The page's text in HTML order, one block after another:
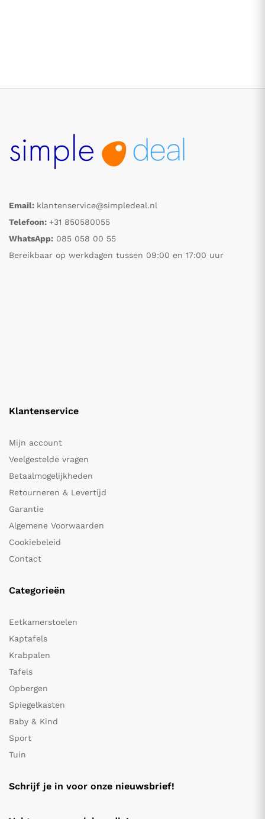
Email: klantenservice@simpledeal.nl
Telefoon: +31 850580055
WhatsApp: 085 058 00 55
Bereikbaar op werkdagen tussen 09:00 en 17:00 uur
Klantenservice
Mijn account
Veelgestelde vragen
Betaalmogelijkheden
Retourneren & Levertijd
Garantie
Algemene Voorwaarden
Cookiebeleid
Contact
Categorieën
Eetkamerstoelen
Kaptafels
Krabpalen
Tafels
Opbergen
Spiegelkasten
Baby & Kind
Sport
Tuin
Schrijf je in voor onze nieuwsbrief!